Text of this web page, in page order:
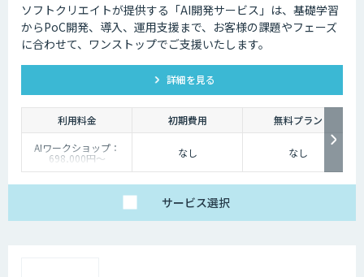
ソフトクリエイトが提供する「AI開発サービス」は、基礎学習
からPoC開発、導入、運用支援まで、お客様の課題やフェーズ
に合わせて、ワンストップでご支援いたします。
詳細を見る
利用料金 初期費用
無料プラン
AIワークショップ：
698,000円〜
PoC開発：4,800,000
なし なし
サービス選択